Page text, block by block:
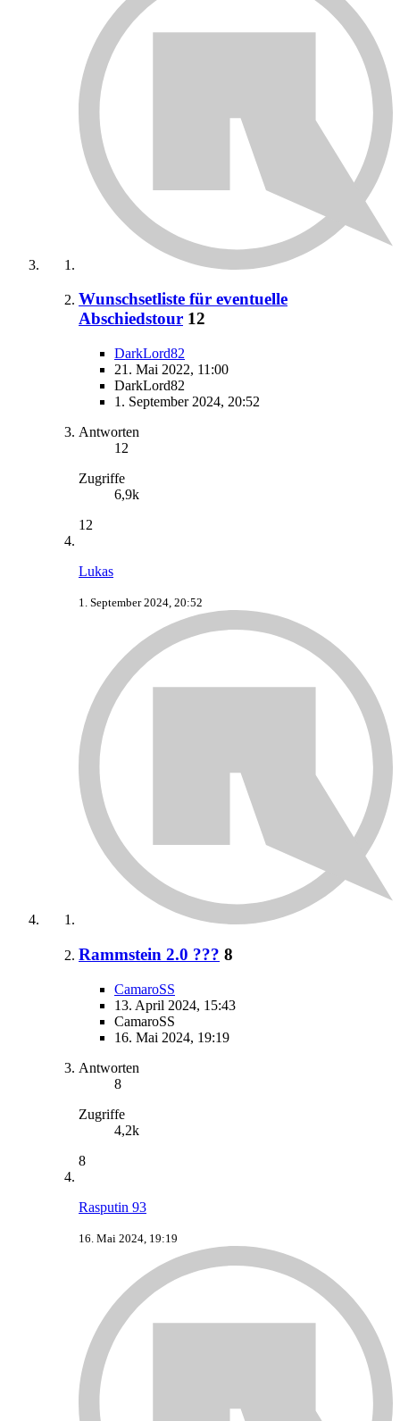
Wunschsetliste für eventuelle
Abschiedstour 12
DarkLord82
21. Mai 2022, 11:00
DarkLord82
1. September 2024, 20:52
Antworten
12
Zugriffe
6,9k
12
Lukas
1. September 2024, 20:52
Rammstein 2.0 ??? 8
CamaroSS
13. April 2024, 15:43
CamaroSS
16. Mai 2024, 19:19
Antworten
8
Zugriffe
4,2k
8
Rasputin 93
16. Mai 2024, 19:19